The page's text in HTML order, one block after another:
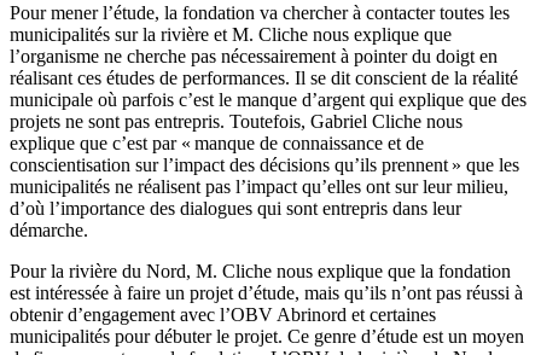
Pour mener l’étude, la fondation va chercher à contacter toutes les
municipalités sur la rivière et M. Cliche nous explique que
l’organisme ne cherche pas nécessairement à pointer du doigt en
réalisant ces études de performances. Il se dit conscient de la réalité
municipale où parfois c’est le manque d’argent qui explique que des
projets ne sont pas entrepris. Toutefois, Gabriel Cliche nous
explique que c’est par « manque de connaissance et de
conscientisation sur l’impact des décisions qu’ils prennent » que les
municipalités ne réalisent pas l’impact qu’elles ont sur leur milieu,
d’où l’importance des dialogues qui sont entrepris dans leur
démarche.
Pour la rivière du Nord, M. Cliche nous explique que la fondation
est intéressée à faire un projet d’étude, mais qu’ils n’ont pas réussi à
obtenir d’engagement avec l’OBV Abrinord et certaines
municipalités pour débuter le projet. Ce genre d’étude est un moyen